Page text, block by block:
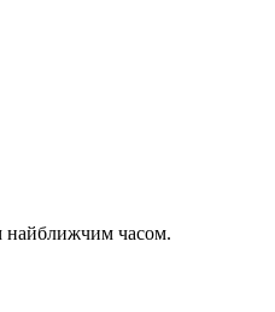
найближчим часом.